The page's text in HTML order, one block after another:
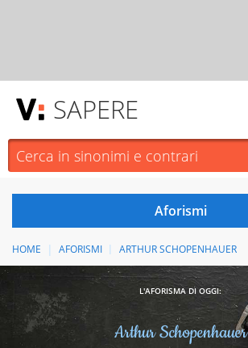
SAPERE
HOME AFORISMI ARTHUR SCHOPENHAUER
L'AFORISMA DI OGGI:
Arthur Schopenhauer